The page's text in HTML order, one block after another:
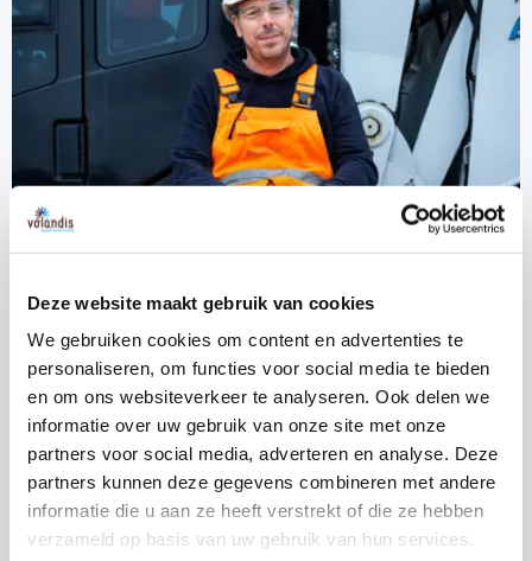
Deze website maakt gebruik van cookies
We gebruiken cookies om content en advertenties te
personaliseren, om functies voor social media te bieden
en om ons websiteverkeer te analyseren. Ook delen we
informatie over uw gebruik van onze site met onze
partners voor social media, adverteren en analyse. Deze
partners kunnen deze gegevens combineren met andere
informatie die u aan ze heeft verstrekt of die ze hebben
verzameld op basis van uw gebruik van hun services.
Instrument
Toolbox Veilig werken op hoogte